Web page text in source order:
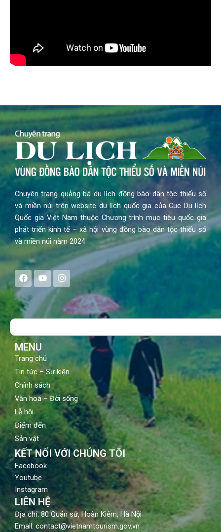
Chuyên trang quảng bá du lịch đồng bào dân tộc thiểu số
và miền núi trên website du lịch quốc gia của Cục Du lịch
Quốc gia Việt Nam thuộc Chương trình mục tiêu quốc gia
phát triển kinh tế – xã hội vùng đồng bào dân tộc thiểu số
và miền núi năm 2024
F
a
c
e
b
o
Y
o
u
t
u
b
I
n
s
a
g
Search
MENU
Trang chủ
Tin tức – Sự kiện
Chính sách
Văn hoá – Đời sống
Lễ hội
Điểm đến
Sản vật
KẾT NỐI VỚI CHÚNG TÔI
Facebook
Youtube
Instagram
LIÊN HỆ
Địa chỉ: 80 Quán sứ, Hoàn Kiếm, Hà Nội
Email: contact@vietnamtourism.gov.vn